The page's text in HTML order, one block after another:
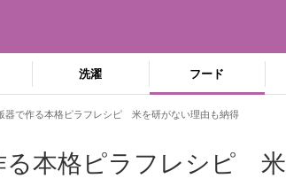
洗濯 フード
で作る本格ピラフレシピ 米を研がない理由も納得
本格ピラフレシピ 米